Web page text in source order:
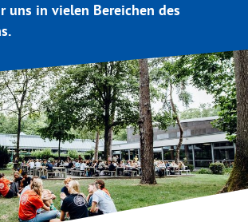
uns in vielen Bereichen des